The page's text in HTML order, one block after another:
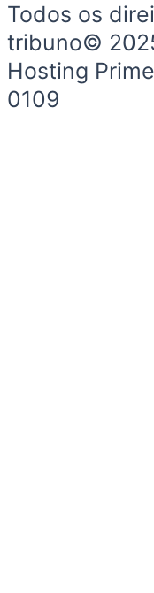
Todos os
tribuno©
Hosting
0109